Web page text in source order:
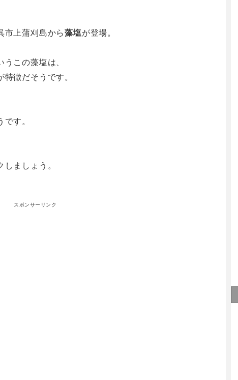
市上蒲刈島から藻塩が登場。
この藻塩は、
徴だそうです。
す。
ましょう。
スポンサーリンク